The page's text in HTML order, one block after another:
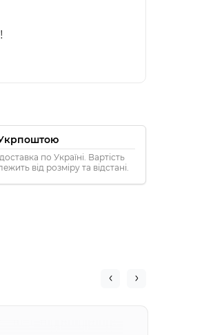
по Україні. Вартість
від розміру та відстані.